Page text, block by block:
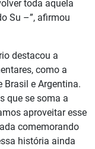
toda aquela
Su –”, afirmou
destacou a
como a
e Argentina.
que se soma a
aproveitar esse
comemorando
história ainda